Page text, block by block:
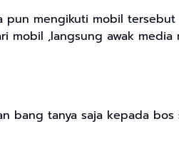
pun mengikuti mobil
,langsung awak media
bang tanya saja kepada